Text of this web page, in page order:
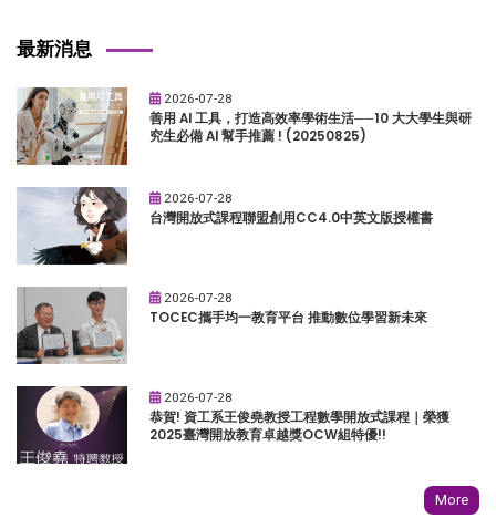
最新消息
2026-07-28
善用 AI 工具，打造高效率學術生活──10 大大學生與研
究生必備 AI 幫手推薦 ! (20250825)
2026-07-28
台灣開放式課程聯盟創用CC4.0中英文版授權書
2026-07-28
TOCEC攜手均一教育平台 推動數位學習新未來
2026-07-28
恭賀! 資工系王俊堯教授工程數學開放式課程｜榮獲
2025臺灣開放教育卓越獎OCW組特優!!
More